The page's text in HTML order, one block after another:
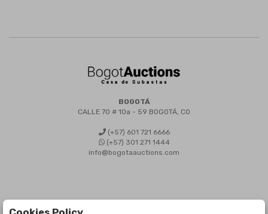
BOGOTÁ
CALLE 70 # 10a - 59 BOGOTÁ, CO
(+57) 601 721 6666
(+57) 301 271 1444
info@bogotaauctions.com